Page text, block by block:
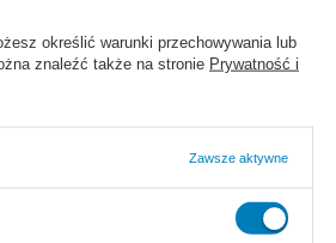
- Rękawice nitrylowe
Plaster foliowy
Przylepiec
opatrunków
1,25 cm x 5 m 2,5
5,0 cm x 5 m
określić warunki przechowywania lub
znaleźć także na stronie Prywatność i
Zawsze aktywne